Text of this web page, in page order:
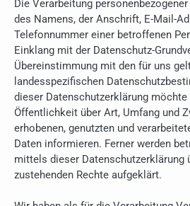
Die Verarbeitung
des Namens, der Anschrift, E-Mail-
Telefonnummer einer betroffenen
Einklang mit der Datenschutz-
Übereinstimmung mit den für uns
landesspezifischen
dieser Datenschutzerklärung
Öffentlichkeit über Art, Umfang und
erhobenen, genutzten und
Daten informieren. Ferner werden
mittels dieser Datenschutzerklärung
zustehenden Rechte aufgeklärt.